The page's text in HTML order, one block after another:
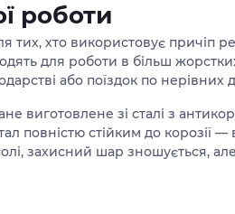
роботи
тих, хто використовує причіп
для роботи в більш
або поїздок по нерівних
виготовлене зі сталі з
повністю стійким до корозії —
захисний шар зношується,
форма якого повторює